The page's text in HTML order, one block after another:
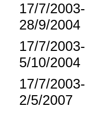
17/7/2003-
28/9/2004
17/7/2003-
5/10/2004
17/7/2003-
2/5/2007